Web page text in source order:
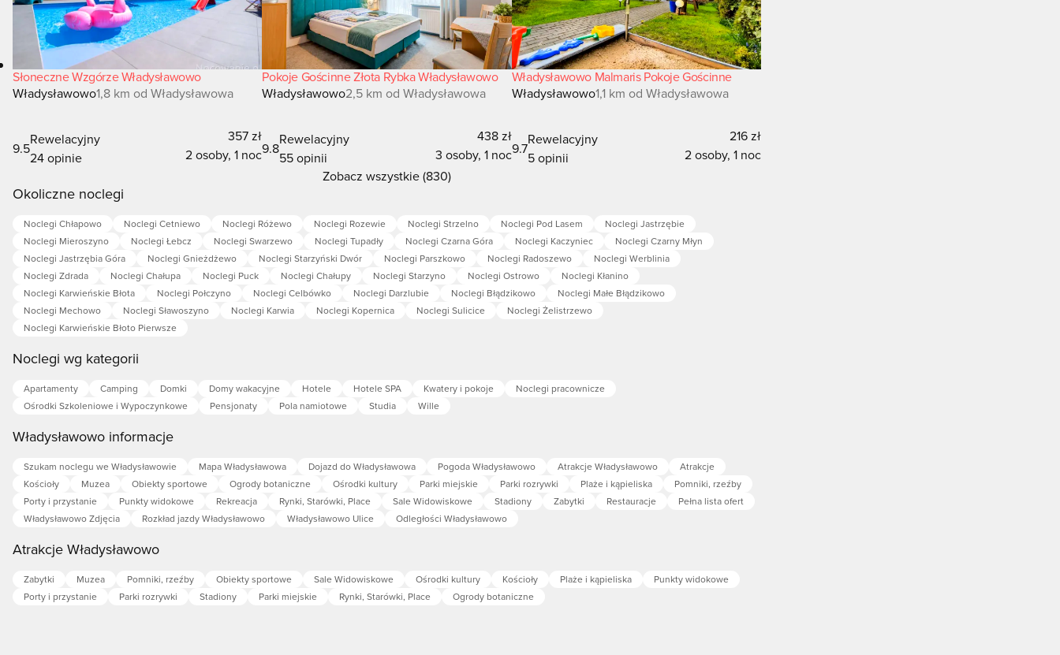
Słoneczne Wzgórze Władysławowo
Władysławowo1,8 km od Władysławowa
9.5
Rewelacyjny
24 opinie
357 zł
2 osoby, 1 noc
Pokoje Gościnne Złota Rybka Władysławowo
Władysławowo2,5 km od Władysławowa
9.8
Rewelacyjny
55 opinii
438 zł
3 osoby, 1 noc
Władysławowo Malmaris Pokoje Gościnne
Władysławowo1,1 km od Władysławowa
9.7
Rewelacyjny
5 opinii
216 zł
2 osoby, 1 noc
Zobacz wszystkie (830)
Okoliczne noclegi
Noclegi Chłapowo Noclegi Cetniewo Noclegi Różewo Noclegi Rozewie Noclegi Strzelno Noclegi Pod Lasem
Noclegi Jastrzębie
Noclegi Mieroszyno
Noclegi Łebcz Noclegi Swarzewo Noclegi Tupadły Noclegi Czarna Góra Noclegi Kaczyniec
Noclegi Czarny Młyn
Noclegi Jastrzębia Góra
Noclegi Gnieżdżewo Noclegi Starzyński Dwór Noclegi Parszkowo Noclegi Radoszewo
Noclegi Werblinia
Noclegi Zdrada
Noclegi Chałupa Noclegi Puck Noclegi Chałupy Noclegi Starzyno Noclegi Ostrowo
Noclegi Kłanino
Noclegi Karwieńskie Błota
Noclegi Połczyno Noclegi Celbówko Noclegi Darzlubie Noclegi Błądzikowo
Noclegi Małe Błądzikowo
Noclegi Mechowo
Noclegi Sławoszyno Noclegi Karwia Noclegi Kopernica Noclegi Sulicice
Noclegi Żelistrzewo
Noclegi Karwieńskie Błoto Pierwsze
Noclegi wg kategorii
Apartamenty Camping Domki Domy wakacyjne Hotele Hotele SPA Kwatery i pokoje
Noclegi pracownicze
Ośrodki Szkoleniowe i Wypoczynkowe
Pensjonaty Pola namiotowe Studia Wille
Władysławowo informacje
Szukam noclegu we Władysławowie Mapa Władysławowa Dojazd do Władysławowa Pogoda Władysławowo Atrakcje Władysławowo
Atrakcje
Kościoły
Muzea Obiekty sportowe Ogrody botaniczne Ośrodki kultury Parki miejskie Parki rozrywki Plaże i kąpieliska
Pomniki, rzeźby
Porty i przystanie
Punkty widokowe Rekreacja Rynki, Starówki, Place Sale Widowiskowe Stadiony Zabytki Restauracje
Pełna lista ofert
Władysławowo Zdjęcia
Rozkład jazdy Władysławowo Władysławowo Ulice Odległości Władysławowo
Atrakcje Władysławowo
Zabytki Muzea Pomniki, rzeźby Obiekty sportowe Sale Widowiskowe Ośrodki kultury Kościoły Plaże i kąpieliska
Punkty widokowe
Porty i przystanie
Parki rozrywki Stadiony Parki miejskie Rynki, Starówki, Place Ogrody botaniczne